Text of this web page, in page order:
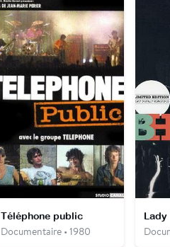
Téléphone public
Documentaire • 1980
Lady